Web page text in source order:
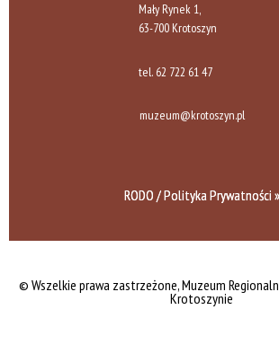
Mały Rynek 1,
63-700 Krotoszyn
tel. 62 722 61 47
muzeum@krotoszyn.pl
RODO / Polityka Prywatności »
© Wszelkie prawa zastrzeżone,Muzeum
Krotoszynie